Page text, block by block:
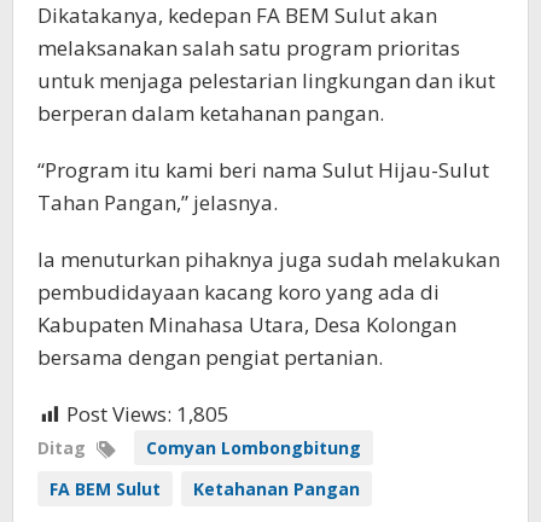
Dikatakanya, kedepan FA BEM Sulut akan
melaksanakan salah satu program prioritas
untuk menjaga pelestarian lingkungan dan ikut
berperan dalam ketahanan pangan.
“Program itu kami beri nama Sulut Hijau-Sulut
Tahan Pangan,” jelasnya.
Ia menuturkan pihaknya juga sudah melakukan
pembudidayaan kacang koro yang ada di
Kabupaten Minahasa Utara, Desa Kolongan
bersama dengan pengiat pertanian.
Post Views: 1,805
Ditag
Comyan Lombongbitung
FA BEM Sulut
Ketahanan Pangan